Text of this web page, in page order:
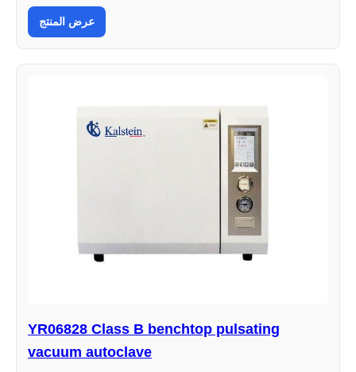
عرض المنتج
YR06828 Class B benchtop pulsating
vacuum autoclave